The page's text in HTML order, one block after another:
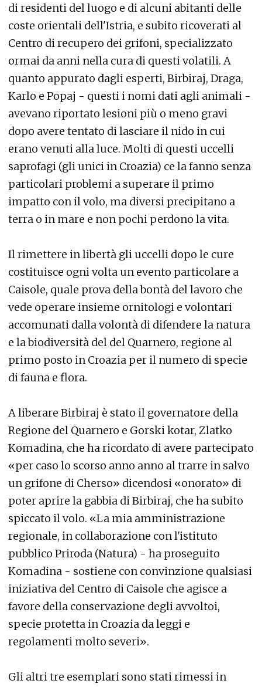
di residenti del luogo e di alcuni abitanti delle
coste orientali dell'Istria, e subito ricoverati al
Centro di recupero dei grifoni, specializzato
ormai da anni nella cura di questi volatili. A
quanto appurato dagli esperti, Birbiraj, Draga,
Karlo e Popaj - questi i nomi dati agli animali -
avevano riportato lesioni più o meno gravi
dopo avere tentato di lasciare il nido in cui
erano venuti alla luce. Molti di questi uccelli
saprofagi (gli unici in Croazia) ce la fanno senza
particolari problemi a superare il primo
impatto con il volo, ma diversi precipitano a
terra o in mare e non pochi perdono la vita.
Il rimettere in libertà gli uccelli dopo le cure
costituisce ogni volta un evento particolare a
Caisole, quale prova della bontà del lavoro che
vede operare insieme ornitologi e volontari
accomunati dalla volontà di difendere la natura
e la biodiversità del del Quarnero, regione al
primo posto in Croazia per il numero di specie
di fauna e flora.
A liberare Birbiraj è stato il governatore della
Regione del Quarnero e Gorski kotar, Zlatko
Komadina, che ha ricordato di avere partecipato
«per caso lo scorso anno anno al trarre in salvo
un grifone di Cherso» dicendosi «onorato» di
poter aprire la gabbia di Birbiraj, che ha subito
spiccato il volo. «La mia amministrazione
regionale, in collaborazione con l'istituto
pubblico Priroda (Natura) - ha proseguito
Komadina - sostiene con convinzione qualsiasi
iniziativa del Centro di Caisole che agisce a
favore della conservazione degli avvoltoi,
specie protetta in Croazia da leggi e
regolamenti molto severi».
Gli altri tre esemplari sono stati rimessi in